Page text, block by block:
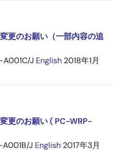
更のお願い（一部内容の追
A001C/J English 2018年1月
更のお願い ( PC-WRP-
A001B/J English 2017年3月